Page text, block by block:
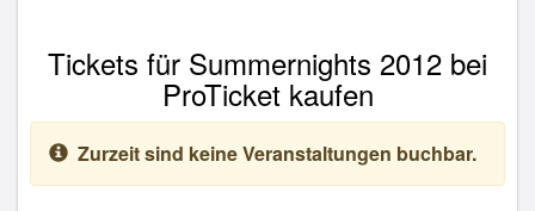
Tickets für Summernights 2012 bei
ProTicket kaufen
Zurzeit sind keine Veranstaltungen buchbar.